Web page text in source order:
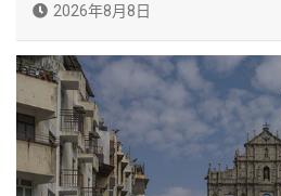
2026年8月8日